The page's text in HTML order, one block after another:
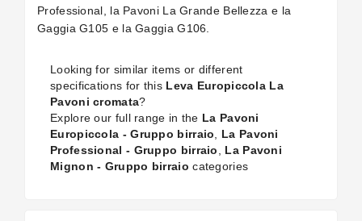
Professional, la Pavoni La Grande Bellezza e la
Gaggia G105 e la Gaggia G106.
Looking for similar items or different
specifications for this Leva Europiccola La
Pavoni cromata?
Explore our full range in the La Pavoni
Europiccola - Gruppo birraio
La Pavoni
Professional - Gruppo birraio
La Pavoni
Mignon - Gruppo birraio categories